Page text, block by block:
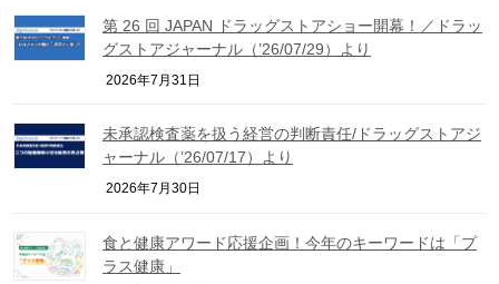
第 26 回 JAPAN ドラッグストアショー開幕！／ドラッ
グストアジャーナル（’26/07/29）より
2026年7月31日
未承認検査薬を扱う経営の判断責任/ドラッグストアジ
ャーナル（’26/07/17）より
2026年7月30日
食と健康アワード応援企画！今年のキーワードは「プ
ラス健康」